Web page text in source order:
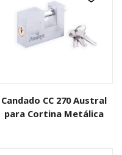
Candado CC 270 Austral
para Cortina Metálica